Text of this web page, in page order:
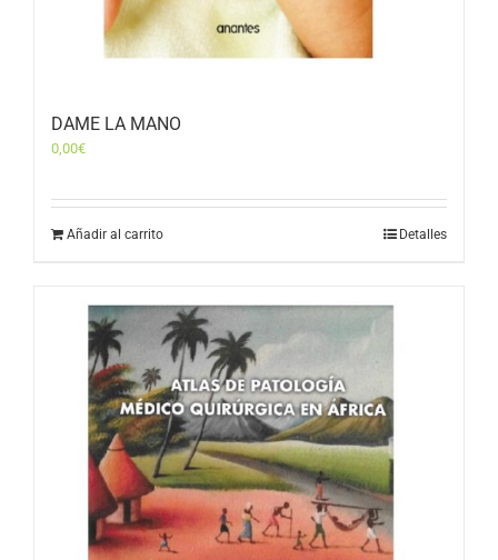
DAME LA MANO
0,00€
Añadir al carrito Detalles